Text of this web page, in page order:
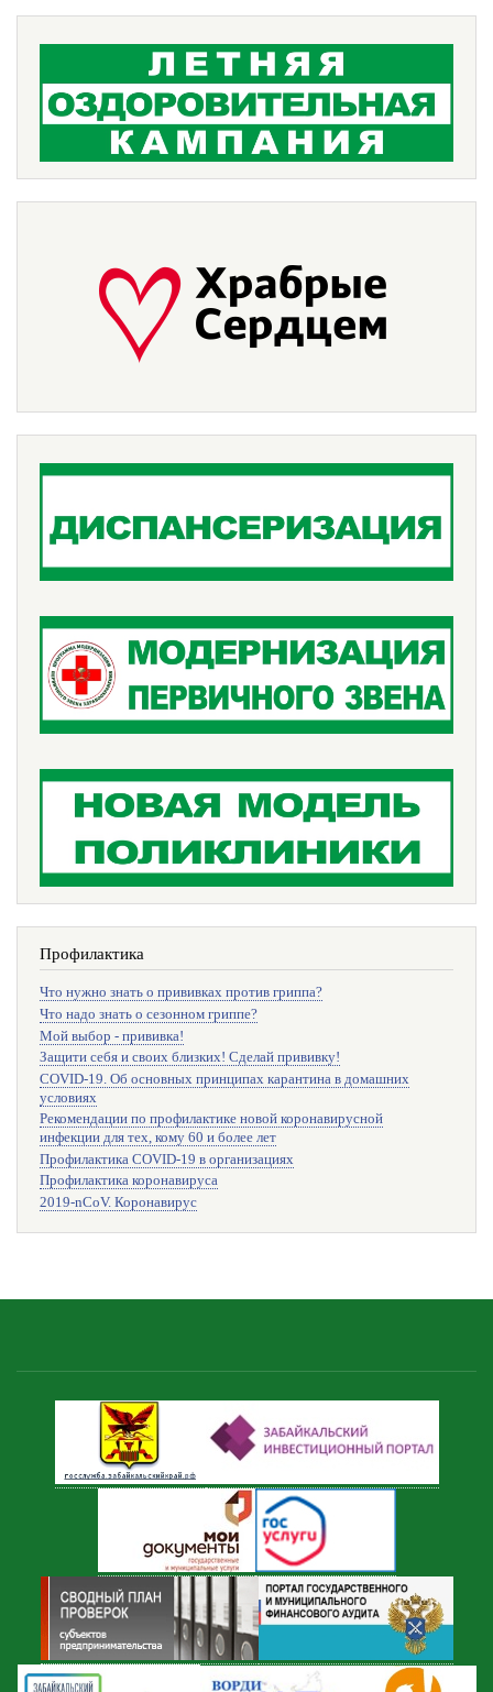
Профилактика
Что нужно знать о прививках против гриппа?
Что надо знать о сезонном гриппе?
Мой выбор - прививка!
Защити себя и своих близких! Сделай прививку!
COVID-19. Об основных принципах карантина в домашних
условиях
Рекомендации по профилактике новой коронавирусной
инфекции для тех, кому 60 и более лет
Профилактика COVID-19 в организациях
Профилактика коронавируса
2019-nCoV. Коронавирус